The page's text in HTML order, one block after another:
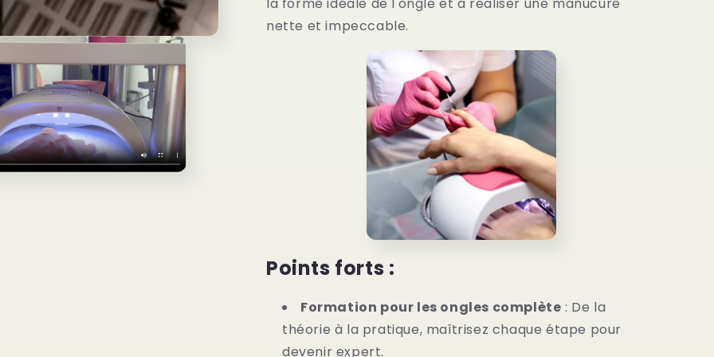
nette et impeccable.
Points forts :
Formation pour les ongles complète : De la
théorie à la pratique, maîtrisez chaque étape pour
devenir expert.